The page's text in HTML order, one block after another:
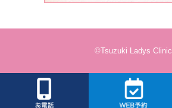
©Tsuzuki Ladys Clinic